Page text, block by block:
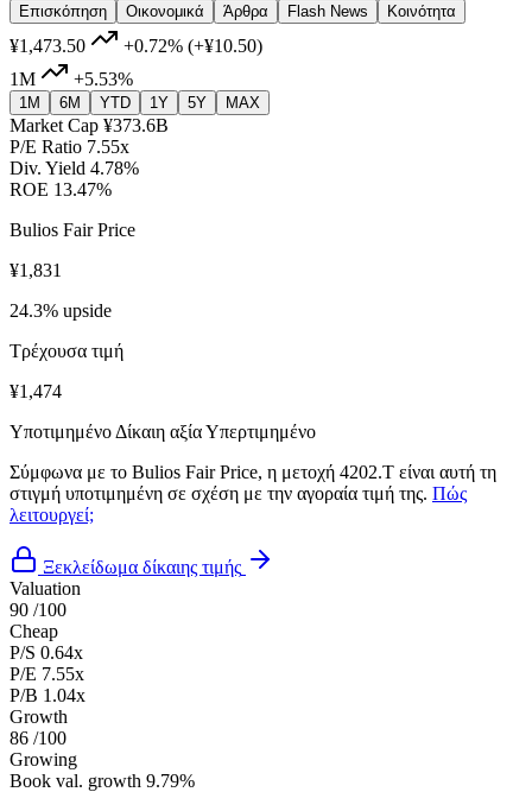
Επισκόπηση
Οικονομικά Άρθρα Flash News Κοινότητα
¥1,473.50 +0.72% (+¥10.50)
1M
+5.53%
1M 6M YTD 1Y 5Y MAX
Market Cap ¥373.6B
P/E Ratio 7.55x
Div. Yield 4.78%
ROE 13.47%
Bulios Fair Price
¥1,831
24.3% upside
Τρέχουσα τιμή
¥1,474
Υποτιμημένο Δίκαιη αξίαΥπερτιμημένο
Σύμφωνα με το Bulios Fair Price, η μετοχή 4202.T είναι αυτή τη
στιγμή υποτιμημένη σε σχέση με την αγοραία τιμή της. Πώς
λειτουργεί;
Ξεκλείδωμα δίκαιης τιμής
Valuation
90 /100
Cheap
P/S 0.64x
P/E 7.55x
P/B 1.04x
Growth
86 /100
Growing
Book val. growth 9.79%